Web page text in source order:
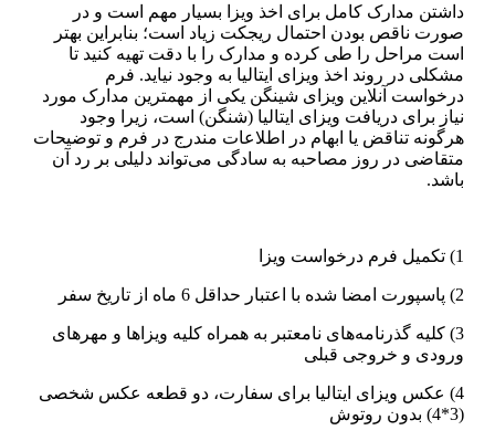
داشتن مدارک کامل برای اخذ ویزا بسیار مهم است و در
صورت ناقص بودن احتمال ریجکت زیاد است؛ بنابراین بهتر
است مراحل را طی کرده و مدارک را با دقت تهیه کنید تا
مشکلی در روند اخذ ویزای ایتالیا به وجود نیاید. فرم
درخواست آنلاین ویزای شینگن یکی از مهمترین مدارک مورد
نیاز برای دریافت ویزای ایتالیا (شنگن) است، زیرا وجود
هرگونه تناقض یا ابهام در اطلاعات مندرج در فرم و توضیحات
متقاضی در روز مصاحبه به سادگی می‌تواند دلیلی بر رد آن
باشد.
1) تکمیل فرم درخواست ویزا
2) پاسپورت امضا شده با اعتبار حداقل 6 ماه از تاریخ سفر
3) کلیه گذرنامه‌های نامعتبر به همراه کلیه ویزاها و مهرهای
ورودی و خروجی قبلی
4) عکس ویزای ایتالیا برای سفارت، دو قطعه عکس شخصی
(3*4) بدون روتوش